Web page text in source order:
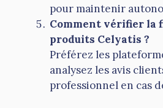
pour maintenir
Comment vérifier la
produits Celyatis ?
Préférez les
analysez les avis
professionnel en cas